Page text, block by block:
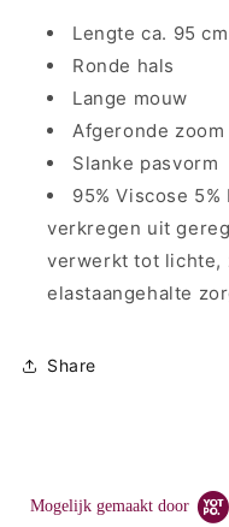
Lengte ca. 95 cm
Ronde hals
Lange mouw
Afgeronde zoom
Slanke pasvorm
95% Viscose
verkregen uit
verwerkt tot lichte,
elastaangehalte
Share
Mogelijk gemaakt door